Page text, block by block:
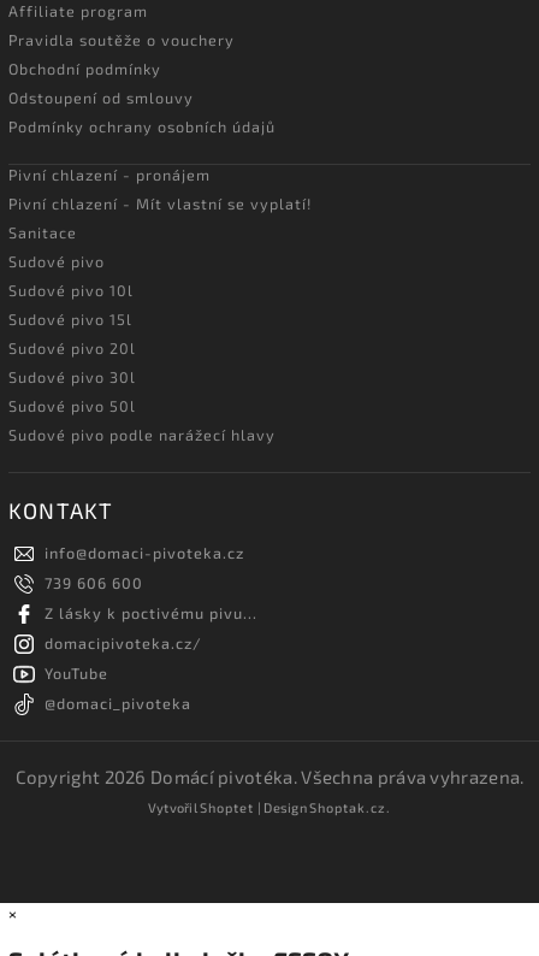
Affiliate program
Pravidla soutěže o vouchery
Obchodní podmínky
Odstoupení od smlouvy
Podmínky ochrany osobních údajů
Pivní chlazení - pronájem
Pivní chlazení - Mít vlastní se vyplatí!
Sanitace
Sudové pivo
Sudové pivo 10l
Sudové pivo 15l
Sudové pivo 20l
Sudové pivo 30l
Sudové pivo 50l
Sudové pivo podle narážecí hlavy
KONTAKT
info@domaci-pivoteka.cz
739 606 600
Z lásky k poctivému pivu...
domacipivoteka.cz/
YouTube
@domaci_pivoteka
Copyright 2026 Domácí pivotéka. Všechna práva vyhrazena.
VytvořilShoptet | DesignShoptak.cz.
×